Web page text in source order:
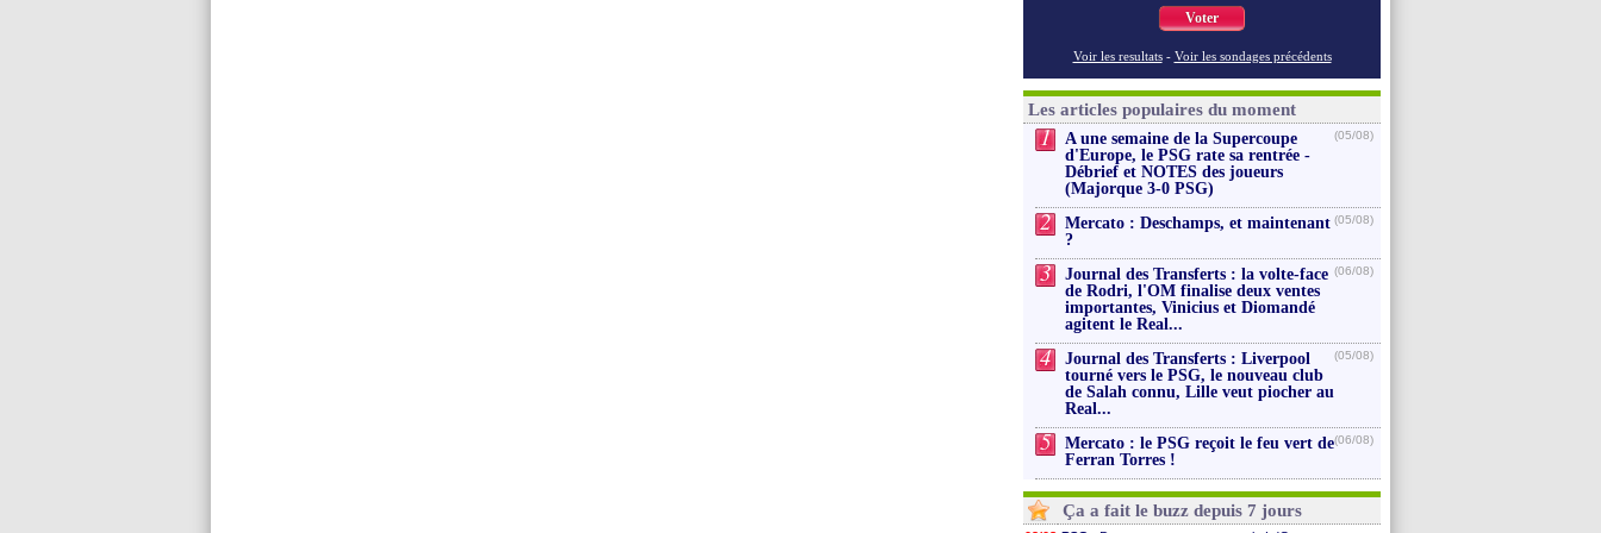
Voter
Voir les resultats - Voir les sondages précédents
Les articles populaires du moment
1
A une semaine de la Supercoupe
d'Europe, le PSG rate sa rentrée -
Débrief et NOTES des joueurs
(Majorque 3-0 PSG)
(05/08)
2
Mercato : Deschamps, et maintenant
?
(05/08)
3
Journal des Transferts : la volte-face
de Rodri, l'OM finalise deux ventes
importantes, Vinicius et Diomandé
agitent le Real...
(06/08)
4
Journal des Transferts : Liverpool
tourné vers le PSG, le nouveau club
de Salah connu, Lille veut piocher au
Real...
(05/08)
5
Mercato : le PSG reçoit le feu vert de
Ferran Torres !
(06/08)
Ça a fait le buzz depuis 7 jours